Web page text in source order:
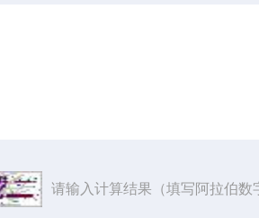
请输入计算结果（填写阿拉伯数